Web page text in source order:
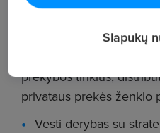
Inicijuoti ir vadovauti
taktiniams pardavimų ir
prekybos tinklus,
privataus prekės ženklo
Vesti derybas su
Slapukų